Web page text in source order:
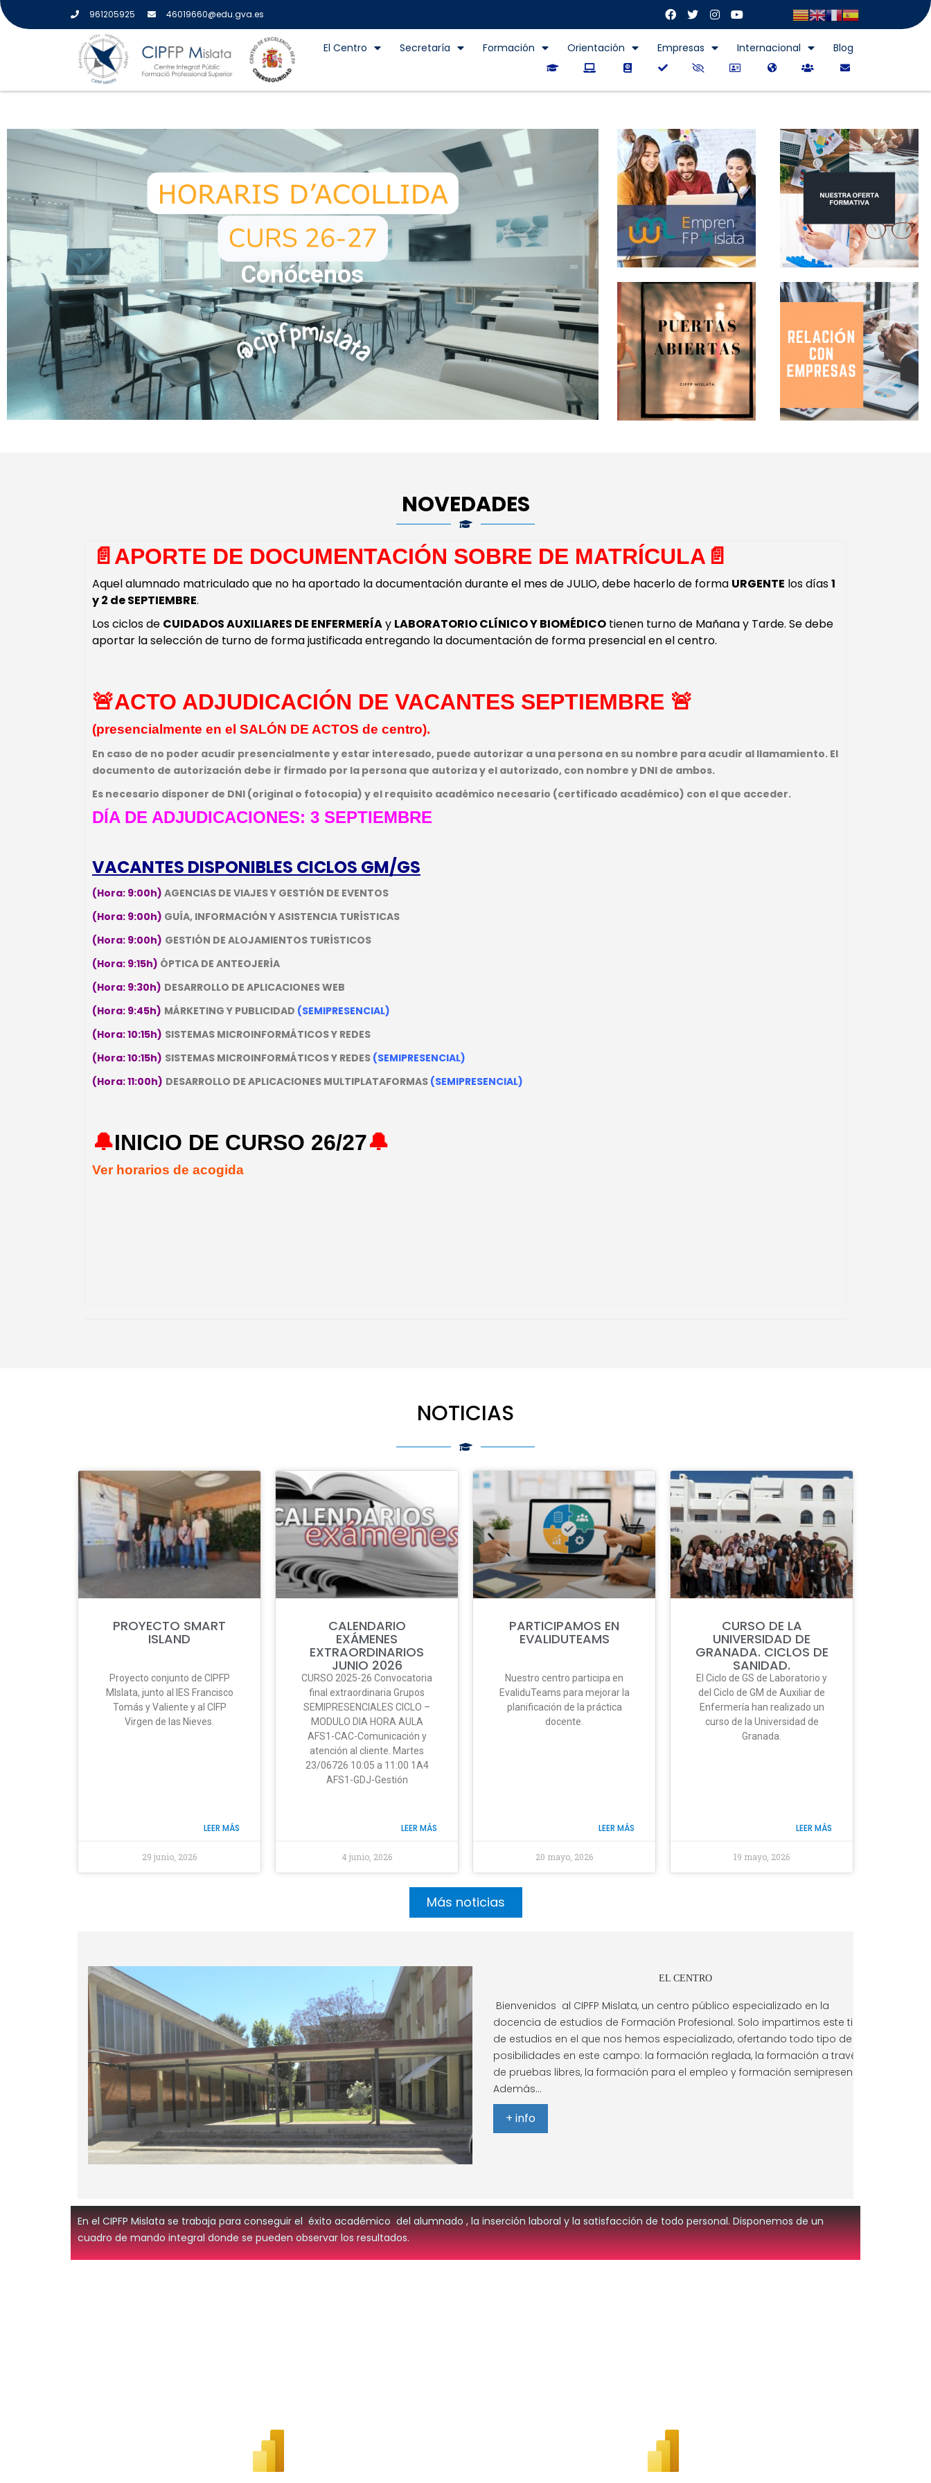
961205925 46019660@edu.gva.es
El Centro Secretaría Formación Orientación Empresas Internacional Blog
Conócenos
NOVEDADES
📄​APORTE DE DOCUMENTACIÓN SOBRE DE MATRÍCULA📄​
Aquel alumnado matriculado que no ha aportado la documentación durante el mes de JULIO, debe hacerlo de forma URGENTE los días1
y 2 de SEPTIEMBRE.
Los ciclos de CUIDADOS AUXILIARES DE ENFERMERÍAy LABORATORIO CLÍNICO Y BIOMÉDICO tienen turno de Mañana y Tarde. Se debe
aportar la selección de turno de forma justificada entregando la documentación de forma presencial en el centro.
🚨ACTO ADJUDICACIÓN DE VACANTES SEPTIEMBRE 🚨
(presencialmente en el SALÓN DE ACTOS de centro).
En caso de no poder acudir presencialmente y estar interesado, puede autorizar a una persona en su nombre para acudir al llamamiento. El
documento de autorización debe ir firmado por la persona que autoriza y el autorizado, con nombre y DNI de ambos.
Es necesario disponer de DNI (original o fotocopia) y el requisito académico necesario (certificado académico) con el que acceder.
DÍA DE ADJUDICACIONES: 3 SEPTIEMBRE
VACANTES DISPONIBLES CICLOS GM/GS
(Hora: 9:00h) AGENCIAS DE VIAJES Y GESTIÓN DE EVENTOS
(Hora: 9:00h) GUÍA, INFORMACIÓN Y ASISTENCIA TURÍSTICAS
(Hora: 9:00h) GESTIÓN DE ALOJAMIENTOS TURÍSTICOS
(Hora: 9:15h) ÓPTICA DE ANTEOJERÍA
(Hora: 9:30h) DESARROLLO DE APLICACIONES WEB
(Hora: 9:45h) MÁRKETING Y PUBLICIDAD (SEMIPRESENCIAL)
(Hora: 10:15h) SISTEMAS MICROINFORMÁTICOS Y REDES
(Hora: 10:15h) SISTEMAS MICROINFORMÁTICOS Y REDES (SEMIPRESENCIAL)
(Hora: 11:00h) DESARROLLO DE APLICACIONES MULTIPLATAFORMAS (SEMIPRESENCIAL)
🔔INICIO DE CURSO 26/27🔔
Ver horarios de acogida
NOTICIAS
PROYECTO SMART
ISLAND
Proyecto conjunto de CIPFP
MIslata, junto al IES Francisco
Tomás y Valiente y al CIFP
Virgen de las Nieves.
LEER MÁS
29 junio, 2026
CALENDARIO
EXÁMENES
EXTRAORDINARIOS
JUNIO 2026
CURSO 2025-26 Convocatoria
final extraordinaria Grupos
SEMIPRESENCIALES CICLO –
MODULO DIA HORA AULA
AFS1-CAC-Comunicación y
atención al cliente. Martes
23/06726 10:05 a 11:00 1A4
AFS1-GDJ-Gestión
LEER MÁS
4 junio, 2026
PARTICIPAMOS EN
EVALIDUTEAMS
Nuestro centro participa en
EvaliduTeams para mejorar la
planificación de la práctica
docente.
LEER MÁS
20 mayo, 2026
CURSO DE LA
UNIVERSIDAD DE
GRANADA. CICLOS DE
SANIDAD.
El Ciclo de GS de Laboratorio y
del Ciclo de GM de Auxiliar de
Enfermería han realizado un
curso de la Universidad de
Granada.
LEER MÁS
19 mayo, 2026
Más noticias
EL CENTRO
Bienvenidos al CIPFP Mislata, un centro público especializado en la
docencia de estudios de Formación Profesional. Solo impartimos este tipo
de estudios en el que nos hemos especializado, ofertando todo tipo de
posibilidades en este campo: la formación reglada, la formación a través
de pruebas libres, la formación para el empleo y formación semipresencial.
Además…
+ info
En el CIPFP Mislata se trabaja para conseguir el éxito académico del alumnado , la inserción laboral y la satisfacción de todo personal. Disponemos de un
cuadro de mando integral donde se pueden observar los resultados.